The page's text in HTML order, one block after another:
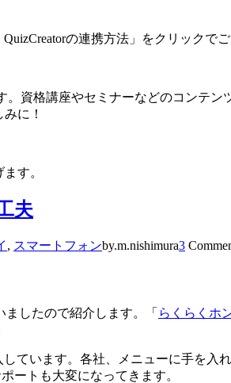
の連携方法」をクリックでご
資格講座やセミナーなどのコンテ
に！
す。
夫
, スマートフォンby.m.nishimura3
したので紹介します。「 らくらくホ
ています。各社、メニューに手を入
ートも大変になってきます。